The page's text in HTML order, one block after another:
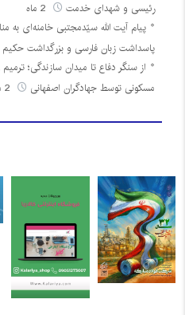
رئیسی و شهدای خدمت
پاسداشت زبان فارسی و بزرگداشت حکیم
مسکونی توسط جهادگران اصفهانی